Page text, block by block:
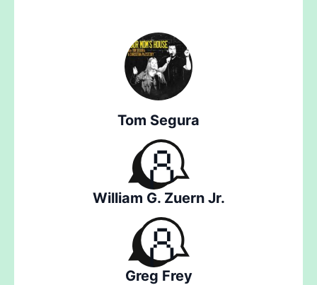
Tom Segura
William G. Zuern Jr.
Greg Frey